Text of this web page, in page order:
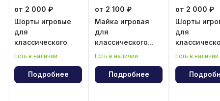
от 2 000 ₽
Шорты игровые
для
классического
волейбола для
Есть в наличии
Подробнее
от 2 100 ₽
Майка игровая
для
классического
волейбола для
Есть в наличии
Подробнее
от 2 000 ₽
Шорты
для
волейбола
Есть в наличии